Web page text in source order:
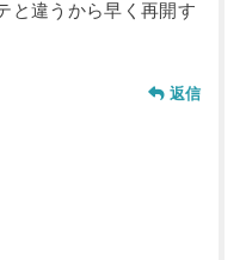
と違うから早く再開す
返信